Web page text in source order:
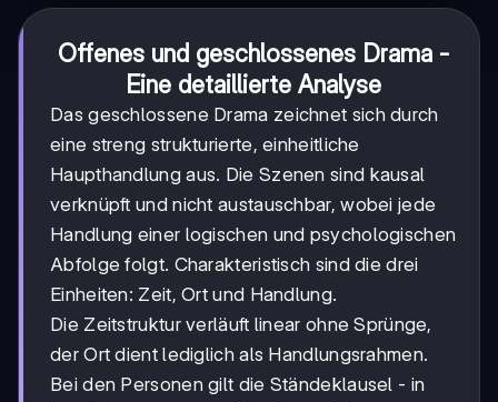
Offenes und geschlossenes Drama -
Eine detaillierte Analyse
Das geschlossene Drama zeichnet sich durch
eine streng strukturierte, einheitliche
Haupthandlung aus. Die Szenen sind kausal
verknüpft und nicht austauschbar, wobei jede
Handlung einer logischen und psychologischen
Abfolge folgt. Charakteristisch sind die drei
Einheiten: Zeit, Ort und Handlung.
Die Zeitstruktur verläuft linear ohne Sprünge,
der Ort dient lediglich als Handlungsrahmen.
Bei den Personen gilt die Ständeklausel - in